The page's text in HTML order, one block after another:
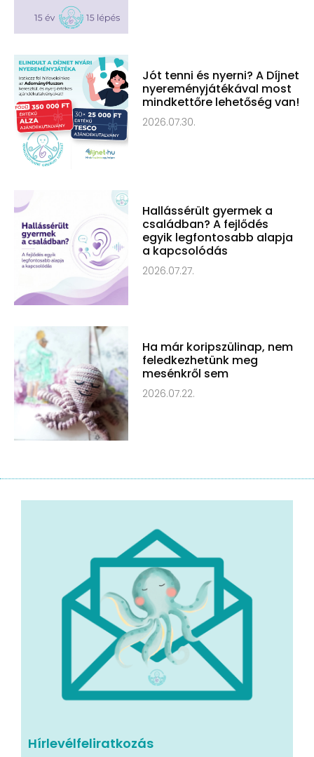
Jót tenni és nyerni? A Díjnet
nyereményjátékával most
mindkettőre lehetőség van!
2026.07.30.
Hallássérült gyermek a
családban? A fejlődés
egyik legfontosabb alapja
a kapcsolódás
2026.07.27.
Ha már koripszülinap, nem
feledkezhetünk meg
mesénkről sem
2026.07.22.
Hírlevélfeliratkozás